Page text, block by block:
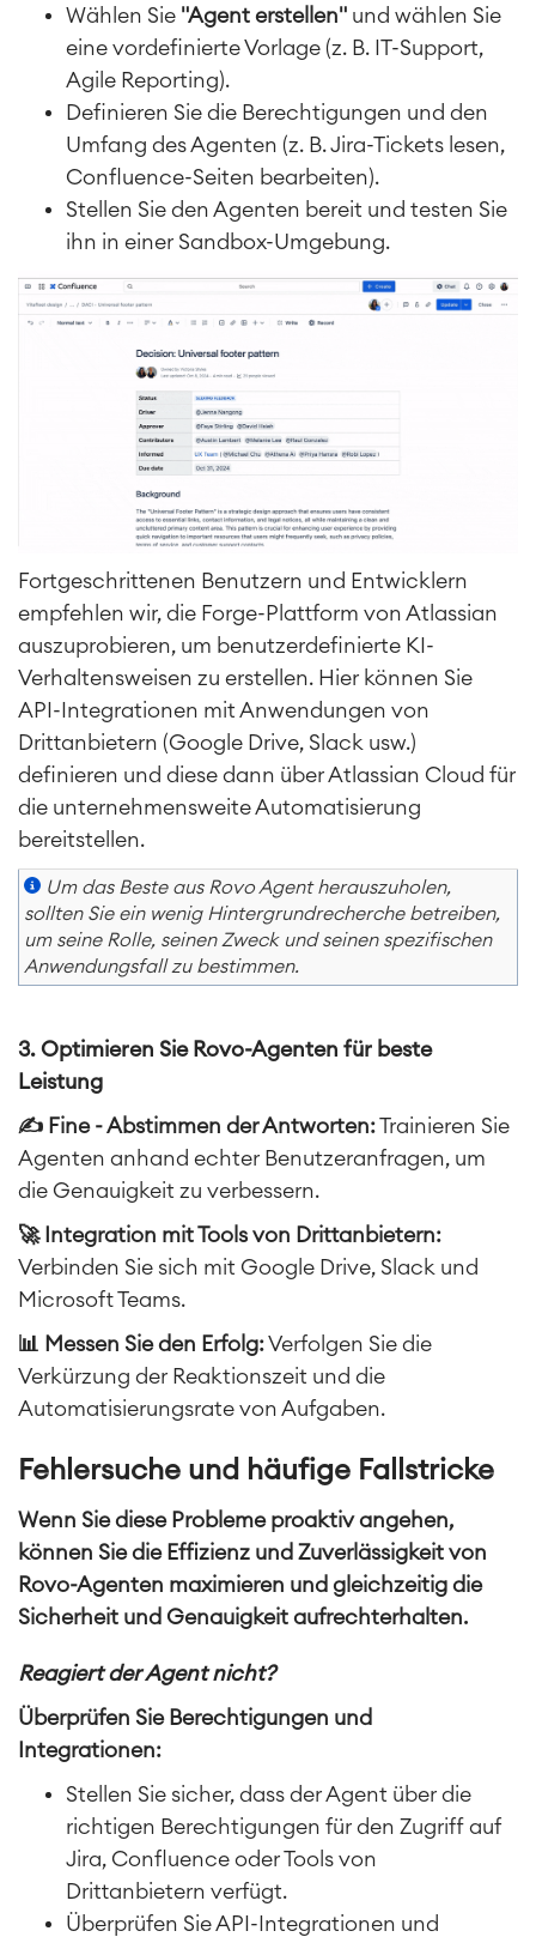
Wählen Sie "Agent erstellen" und wählen Sie
eine vordefinierte Vorlage (z. B. IT-Support,
Agile Reporting).
Definieren Sie die Berechtigungen und den
Umfang des Agenten (z. B. Jira-Tickets lesen,
Confluence-Seiten bearbeiten).
Stellen Sie den Agenten bereit und testen Sie
ihn in einer Sandbox-Umgebung.
Fortgeschrittenen Benutzern und Entwicklern
empfehlen wir, die Forge-Plattform von Atlassian
auszuprobieren, um benutzerdefinierte KI-
Verhaltensweisen zu erstellen. Hier können Sie
API-Integrationen mit Anwendungen von
Drittanbietern (Google Drive, Slack usw.)
definieren und diese dann über Atlassian Cloud für
die unternehmensweite Automatisierung
bereitstellen.
Um das Beste aus Rovo Agent herauszuholen,
sollten Sie ein wenig Hintergrundrecherche betreiben,
um seine Rolle, seinen Zweck und seinen spezifischen
Anwendungsfall zu bestimmen.
3. Optimieren Sie Rovo-Agenten für beste
Leistung
✍️ Fine - Abstimmen der Antworten:Trainieren Sie
Agenten anhand echter Benutzeranfragen, um
die Genauigkeit zu verbessern.
🚀 Integration mit Tools von Drittanbietern:
Verbinden Sie sich mit Google Drive, Slack und
Microsoft Teams.
📊 Messen Sie den Erfolg:Verfolgen Sie die
Verkürzung der Reaktionszeit und die
Automatisierungsrate von Aufgaben.
Fehlersuche und häufige Fallstricke
Wenn Sie diese Probleme proaktiv angehen,
können Sie die Effizienz und Zuverlässigkeit von
Rovo-Agenten maximieren und gleichzeitig die
Sicherheit und Genauigkeit aufrechterhalten.
Reagiert der Agent nicht?
Überprüfen Sie Berechtigungen und
Integrationen:
Stellen Sie sicher, dass der Agent über die
richtigen Berechtigungen für den Zugriff auf
Jira, Confluence oder Tools von
Drittanbietern verfügt.
Überprüfen Sie API-Integrationen und